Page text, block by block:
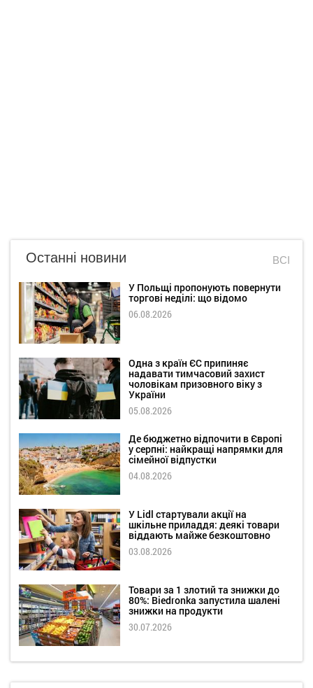
Останні новини ВСІ
У Польщі пропонують повернути
торгові неділі: що відомо
06.08.2026
Одна з країн ЄС припиняє
надавати тимчасовий захист
чоловікам призовного віку з
України
05.08.2026
Де бюджетно відпочити в Європі
у серпні: найкращі напрямки для
сімейної відпустки
04.08.2026
У Lidl стартували акції на
шкільне приладдя: деякі товари
віддають майже безкоштовно
03.08.2026
Товари за 1 злотий та знижки до
80%: Biedronka запустила шалені
знижки на продукти
30.07.2026